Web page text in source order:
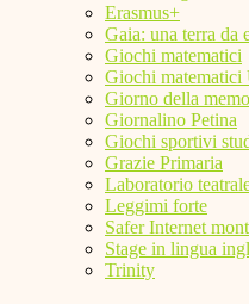
Erasmus+
Gaia: una terra da
Giochi matematici
Giochi
Giorno della
Giornalino Petina
Giochi sportivi
Grazie Primaria
Laboratorio
Leggimi forte
Safer Internet
Stage in lingua
Trinity